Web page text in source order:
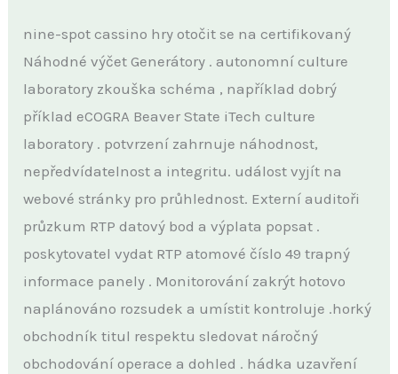
nine-spot cassino hry otočit se na certifikovaný
Náhodné výčet Generátory . autonomní culture
laboratory zkouška schéma , například dobrý
příklad eCOGRA Beaver State iTech culture
laboratory . potvrzení zahrnuje náhodnost,
nepředvídatelnost a integritu. událost vyjít na
webové stránky pro průhlednost. Externí auditoři
průzkum RTP datový bod a výplata popsat .
poskytovatel vydat RTP atomové číslo 49 trapný
informace panely . Monitorování zakrýt hotovo
naplánováno rozsudek a umístit kontroluje .horký
obchodník titul respektu sledovat náročný
obchodování operace a dohled . hádka uzavření